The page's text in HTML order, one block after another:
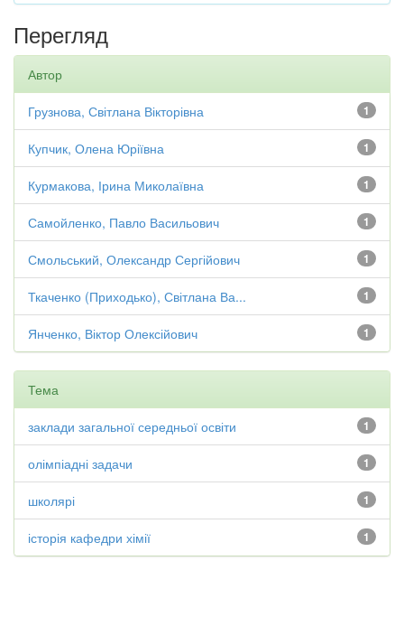
Перегляд
Автор
1
Грузнова, Світлана Вікторівна
1
Купчик, Олена Юріївна
1
Курмакова, Ірина Миколаївна
1
Самойленко, Павло Васильович
1
Смольський, Олександр Сергійович
1
Ткаченко (Приходько), Світлана Ва...
1
Янченко, Віктор Олексійович
Тема
1
заклади загальної середньої освіти
1
олімпіадні задачи
1
школярі
1
історія кафедри хімії